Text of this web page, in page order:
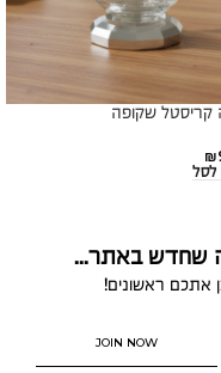
קריסטל שקופה
₪
לסל
שחדש באתר...
אתכם ראשונים!
JOIN NOW